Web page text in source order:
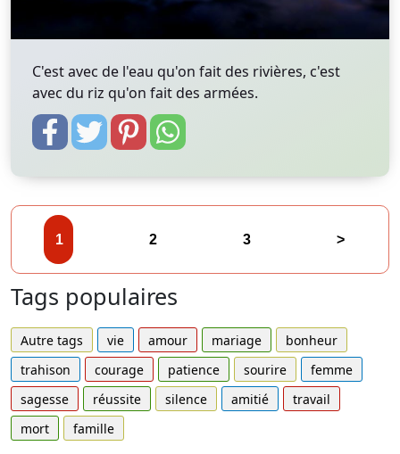
C'est avec de l'eau qu'on fait des rivières, c'est
avec du riz qu'on fait des armées.
1 2 3 >
Tags populaires
Autre tags vie amour mariage
bonheur
trahison
courage patience sourire
femme
sagesse
réussite silence amitié
travail
mort
famille